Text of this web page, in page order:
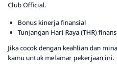
Club Official.
Bonus kinerja finansial
Tunjangan Hari Raya (THR)
Jika cocok dengan keahlian dan
kamu untuk melamar pekerjaan ini.